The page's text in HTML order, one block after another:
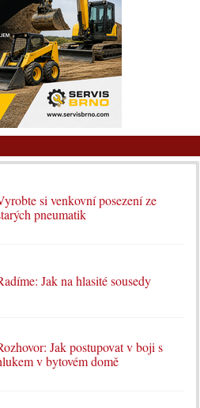
si venkovní posezení ze
pneumatik
Jak na hlasité sousedy
Jak postupovat v boji s
v bytovém domě